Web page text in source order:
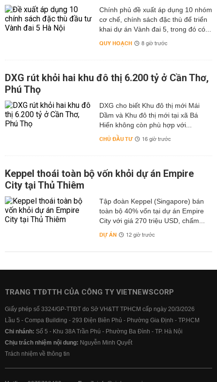
Chính phủ đề xuất áp dụng 10 nhóm
cơ chế, chính sách đặc thù để triển
khai dự án Vành đai 5, trong đó có...
QUY HOẠCH 8 giờ trước
DXG rút khỏi hai khu đô thị 6.200 tỷ ở Cần Thơ,
Phú Thọ
DXG cho biết Khu đô thị mới Mái
Dầm và Khu đô thị mới tại xã Bá
Hiến không còn phù hợp với...
CHỦ ĐẦU TƯ 16 giờ trước
Keppel thoái toàn bộ vốn khỏi dự án Empire
City tại Thủ Thiêm
Tập đoàn Keppel (Singapore) bán
toàn bộ 40% vốn tại dự án Empire
City với giá 270 triệu USD, chấm...
DỰ ÁN 12 giờ trước
TRANG TTĐTTH CỦA CÔNG TY VIETNEWSCORP
Giấy phép số 3324/GP-TTĐT do Sở VH&TT TPHCM cấp ngày 20/3/2026
Lầu 5 - Compa Building - 293 Điện Biên Phủ - Phường Gia Định - TP.HCM
Chi nhánh: Số 5 - Khu 38A Trần Phú - Phường Ba Đình - TP. Hà Nội
Chịu trách nhiệm nội dung: Nguyễn Minh Quyết
Trách nhiệm về thông tin